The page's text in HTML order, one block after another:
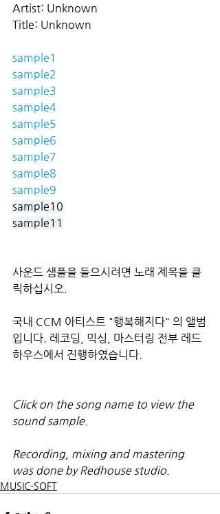
Artist: Unknown
Title: Unknown
sample1
sample2
sample3
sample4
sample5
sample6
sample7
sample8
sample9
sample10
sample11
사운드 샘플을 들으시려면 노래 제목을 클
릭하십시오.
국내 CCM 아티스트 "행복해지다" 의 앨범
입니다. 레코딩, 믹싱, 마스터링 전부 레드
하우스에서 진행하였습니다.
Click on the song name to view the
sound sample.
Recording, mixing and mastering
was done by Redhouse studio.
MUSIC-SOFT